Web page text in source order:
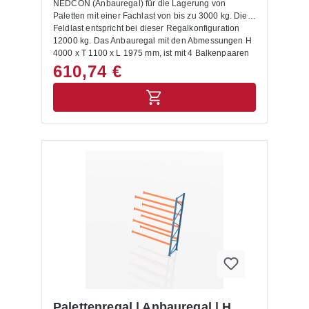
NEDCON (Anbauregal) für die Lagerung von
Paletten mit einer Fachlast von bis zu 3000 kg. Die
Feldlast entspricht bei dieser Regalkonfiguration
12000 kg. Das Anbauregal mit den Abmessungen H
4000 x T 1100 x L 1975 mm, ist mit 4 Balkenpaaren
ausgestattet. Die Rahmen sind capriblau - RAL
5019, die Balken hellorange - RAL 2008 lackiert.
Das Palettenregal NEDCON zeichnet sich durch
eine hohe Stabilität und Qualität aus. Die Ein- und
entsprechenden Anbauregal lässt sich das
Anbauregale, Anfahrschutze und weitere
ergänzende Elemente sind im Shop unter
Palettenregal Zubehör zu finden. Die Montage des
Palettenregals buchen Sie auf Wunsch im
des Palettenregals sind folgende Artikel zusätzlich
drin enthalten:- Bodenanker- Unterlegbleche-
Abmessungen 1200 x 800 mm geeignet. Für andere
610,74 €